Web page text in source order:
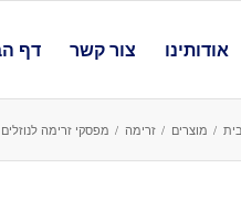
אודותינו צור קשר דף
/ מוצרים / זרימה / מפסקי זרימה לנוזלים